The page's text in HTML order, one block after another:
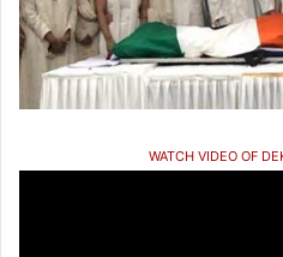
WATCH VIDEO OF